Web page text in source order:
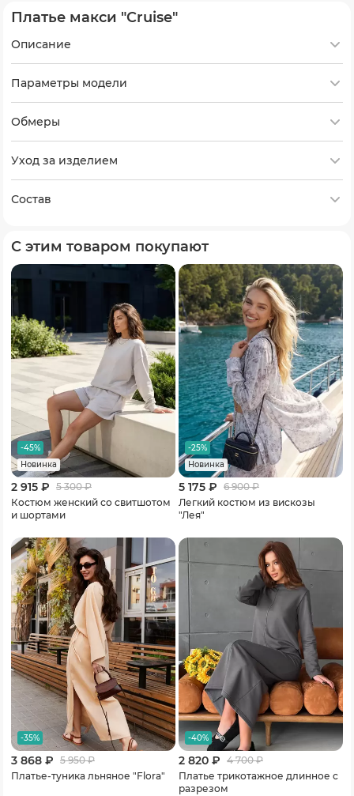
Платье макси "Cruise"
Описание
Параметры модели
Обмеры
Уход за изделием
Состав
С этим товаром покупают
-45%
Новинка
2 915 ₽ 5 300₽
Костюм женский со свитшотом
и шортами
-25%
Новинка
5 175 ₽ 6 900₽
Легкий костюм из вискозы
"Лея"
-35%
3 868 ₽ 5 950₽
Платье-туника льняное "Flora"
-40%
2 820 ₽ 4 700₽
Платье трикотажное длинное с
разрезом